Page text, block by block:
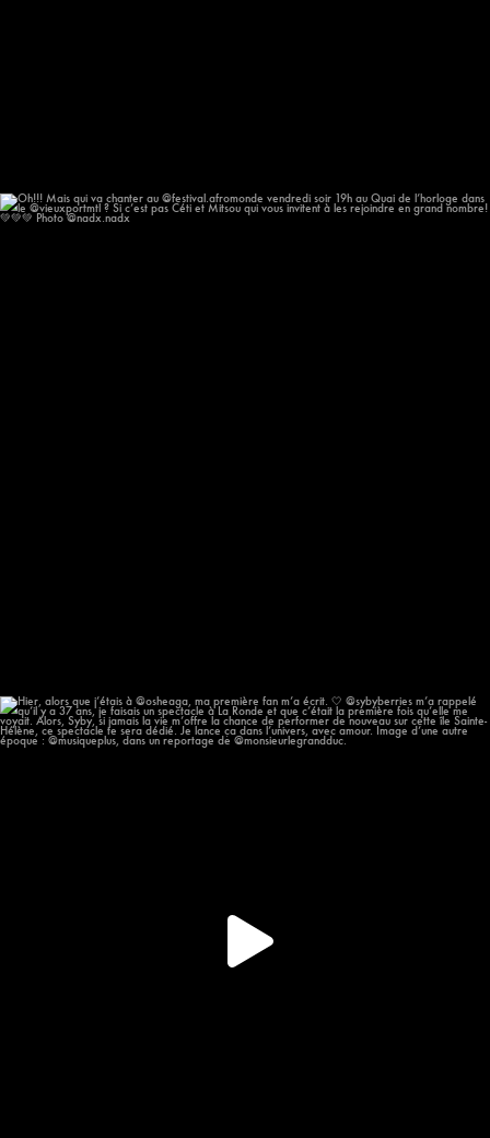
Oh!!! Mais qui va chanter au @festival.afromonde
Hier, alors que j’étais à @osheaga, ma première...